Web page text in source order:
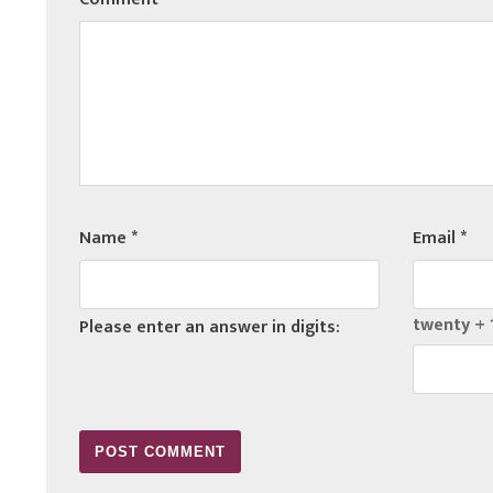
Name* Email*
Please enter an answer in digits: twenty +